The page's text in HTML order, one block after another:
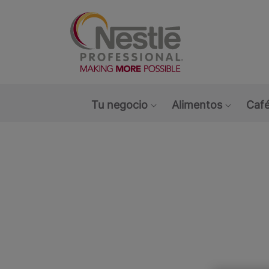
Tu negocio
Show submenu: Tu
Alimentos
Show